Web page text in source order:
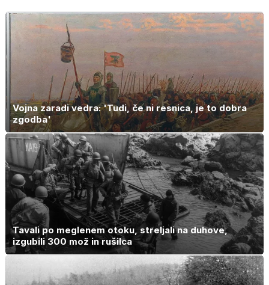
Vojna zaradi vedra: 'Tudi, če ni resnica, je to dobra
zgodba'
Tavali po meglenem otoku, streljali na duhove,
izgubili 300 mož in rušilca